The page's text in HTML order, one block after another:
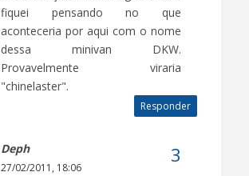
fiquei pensando no que
aconteceria por aqui com o nome
dessa minivan DKW.
Provavelmente viraria
"chinelaster".
Responder
Deph
27/02/2011, 18:06